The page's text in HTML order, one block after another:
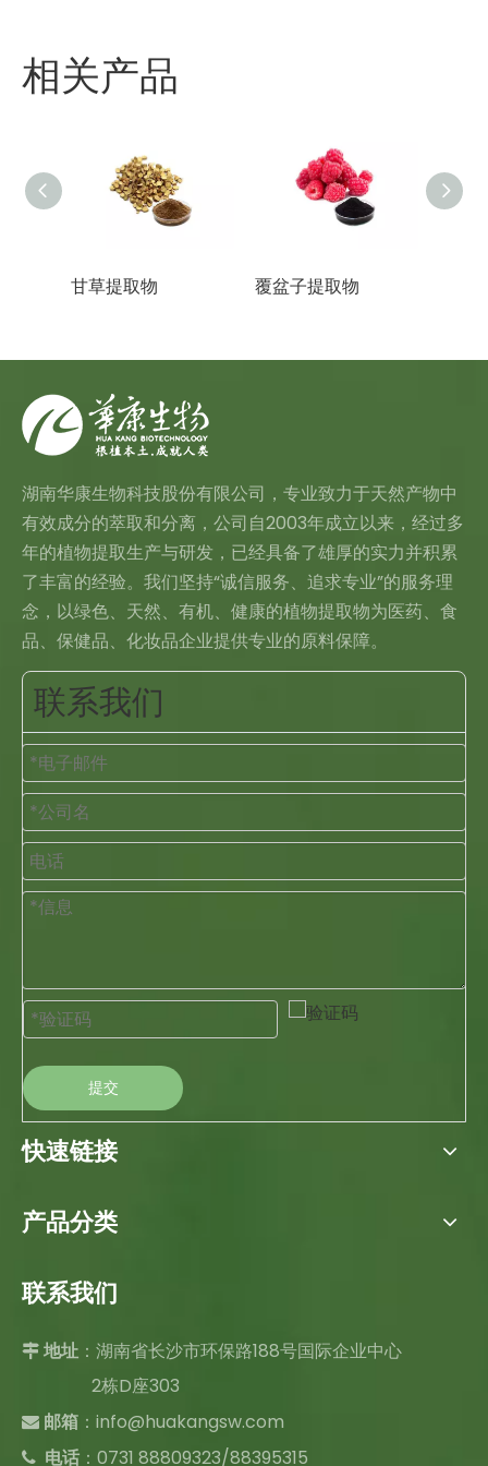
相关产品
甘草提取物 覆盆子提取物
湖南华康生物科技股份有限公司，专业致力于天然产物中
有效成分的萃取和分离，公司自2003年成立以来，经过多
年的植物提取生产与研发，已经具备了雄厚的实力并积累
了丰富的经验。我们坚持“诚信服务、追求专业”的服务理
念，以绿色、天然、有机、健康的植物提取物为医药、食
品、保健品、化妆品企业提供专业的原料保障。
联系我们
提交
快速链接
产品分类
联系我们
 地址 ：湖南省长沙市环保路188号国际企业中心
2栋D座303
 邮箱 ： info@huakangsw.com
 电话 ：0731 88809323/88395315